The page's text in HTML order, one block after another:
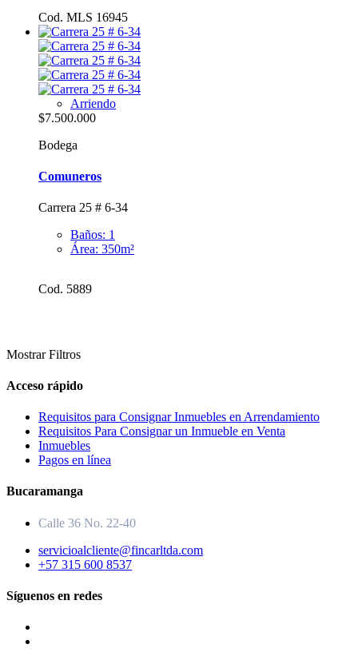
Cod. MLS 16945
Arriendo
$7.500.000
Bodega
Comuneros
Carrera 25 # 6-34
Baños: 1
Área: 350m²
Cod. 5889
Mostrar Filtros
Acceso rápido
Requisitos para Consignar Inmuebles en Arrendamiento
Requisitos Para Consignar un Inmueble en Venta
Inmuebles
Pagos en línea
Bucaramanga
Calle 36 No. 22-40
servicioalcliente@fincarltda.com
+57 315 600 8537
Síguenos en redes